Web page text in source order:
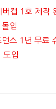
버캡 1호 제작
입
스 1년 무료
도입